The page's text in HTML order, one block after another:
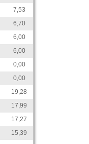
7,53
6,70
6,00
6,00
0,00
0,00
19,28
17,99
17,27
15,39